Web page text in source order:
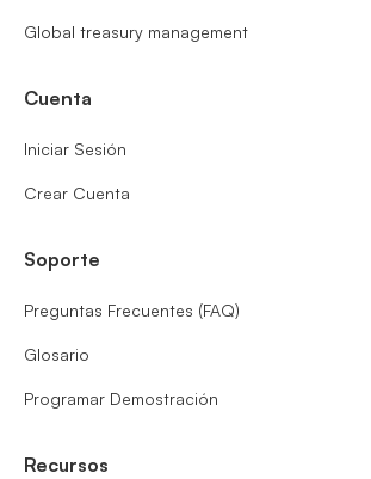
Global treasury management
Cuenta
Iniciar Sesión
Crear Cuenta
Soporte
Preguntas Frecuentes (FAQ)
Glosario
Programar Demostración
Recursos